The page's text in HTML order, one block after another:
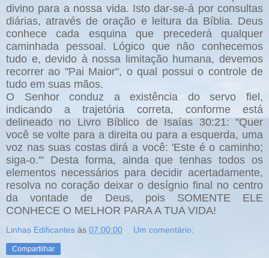
divino para a nossa vida. Isto dar-se-á por consultas
diárias, através de oração e leitura da Bíblia. Deus
conhece cada esquina que precederá qualquer
caminhada pessoal. Lógico que não conhecemos
tudo e, devido à nossa limitação humana, devemos
recorrer ao "Pai Maior", o qual possui o controle de
tudo em suas mãos.
O Senhor conduz a existência do servo fiel,
indicando a trajetória correta, conforme está
delineado no Livro Bíblico de Isaías 30:21: "Quer
você se volte para a direita ou para a esquerda, uma
voz nas suas costas dirá a você: 'Este é o caminho;
siga-o.'" Desta forma, ainda que tenhas todos os
elementos necessários para decidir acertadamente,
resolva no coração deixar o desígnio final no centro
da vontade de Deus, pois SOMENTE ELE
CONHECE O MELHOR PARA A TUA VIDA!
Linhas Edificantes às 07:00:00 Um comentário:
Compartilhar